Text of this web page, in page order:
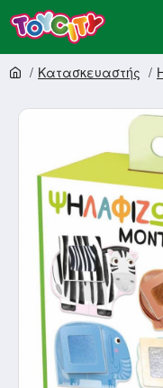
Κατασκευαστής